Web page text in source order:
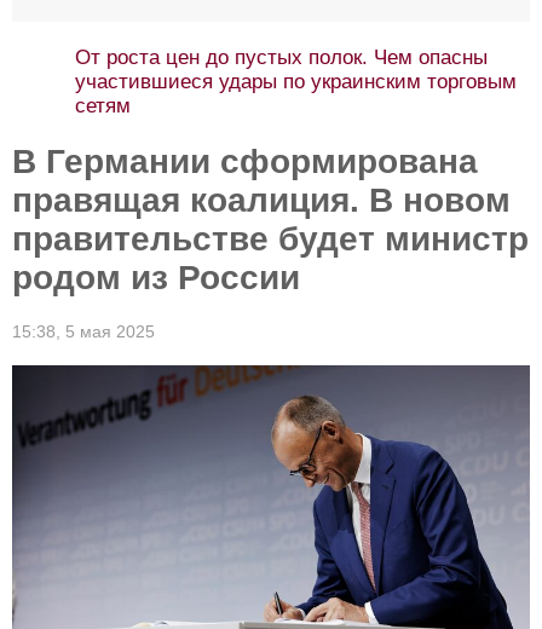
От роста цен до пустых полок. Чем опасны
участившиеся удары по украинским торговым
сетям
В Германии сформирована
правящая коалиция. В новом
правительстве будет министр
родом из России
15:38, 5 мая 2025